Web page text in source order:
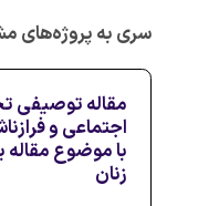
سری به پروژه‌های
مقاله توصیفی
اجتماعی و
با موضوع
زنان